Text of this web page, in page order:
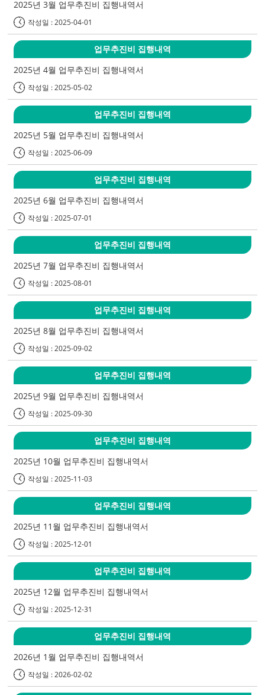
2025년 3월 업무추진비 집행내역서
작성일 : 2025-04-01
업무추진비 집행내역
2025년 4월 업무추진비 집행내역서
작성일 : 2025-05-02
업무추진비 집행내역
2025년 5월 업무추진비 집행내역서
작성일 : 2025-06-09
업무추진비 집행내역
2025년 6월 업무추진비 집행내역서
작성일 : 2025-07-01
업무추진비 집행내역
2025년 7월 업무추진비 집행내역서
작성일 : 2025-08-01
업무추진비 집행내역
2025년 8월 업무추진비 집행내역서
작성일 : 2025-09-02
업무추진비 집행내역
2025년 9월 업무추진비 집행내역서
작성일 : 2025-09-30
업무추진비 집행내역
2025년 10월 업무추진비 집행내역서
작성일 : 2025-11-03
업무추진비 집행내역
2025년 11월 업무추진비 집행내역서
작성일 : 2025-12-01
업무추진비 집행내역
2025년 12월 업무추진비 집행내역서
작성일 : 2025-12-31
업무추진비 집행내역
2026년 1월 업무추진비 집행내역서
작성일 : 2026-02-02